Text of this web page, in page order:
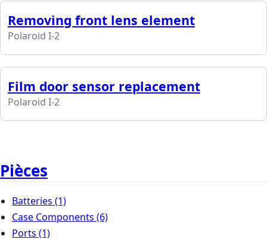
Removing front lens element
Polaroid I-2
Film door sensor replacement
Polaroid I-2
Pièces
Batteries (1)
Case Components (6)
Ports (1)